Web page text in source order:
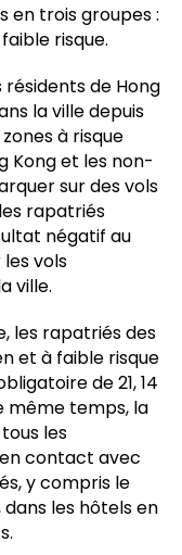
en trois groupes :
risque.
résidents de Hong
la ville depuis
à risque
Kong et les non-
sur des vols
rapatriés
négatif au
vols
ville.
les rapatriés des
et à faible risque
de 21, 14
même temps, la
les
contact avec
y compris le
les hôtels en